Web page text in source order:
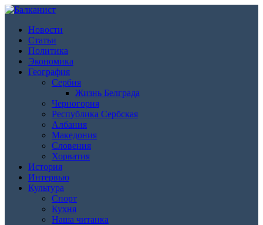
Новости
Статьи
Политика
Экономика
География
Сербия
Жизнь Белграда
Черногория
Республика Сербская
Албания
Македония
Словения
Хорватия
История
Интервью
Культура
Спорт
Кухня
Наша читанка